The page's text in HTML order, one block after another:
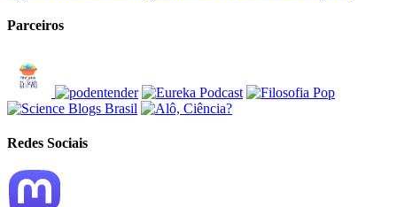
Parceiros
Redes Sociais